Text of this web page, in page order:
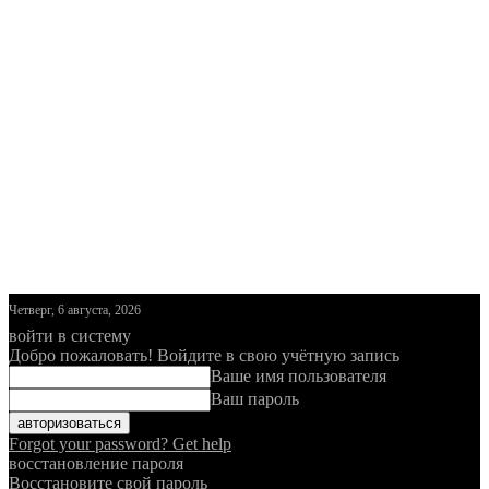
Четверг, 6 августа, 2026
войти в систему
Добро пожаловать! Войдите в свою учётную запись
Ваше имя пользователя
Ваш пароль
Forgot your password? Get help
восстановление пароля
Восстановите свой пароль